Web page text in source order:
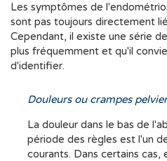
Les symptômes de
sont pas toujours directement
Cependant, il existe une série
plus fréquemment et qu'il
d'identifier.
Douleurs ou crampes
La douleur dans le bas de
période des règles est l'un
courants. Dans certains